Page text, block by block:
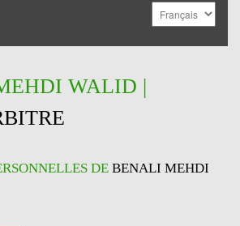
WALID |
DE BENALI MEHDI